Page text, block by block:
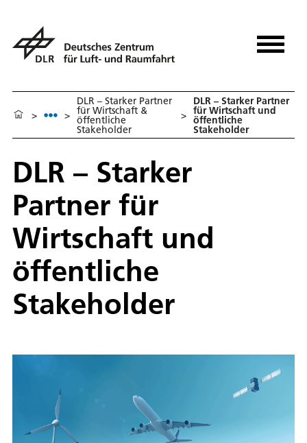
> >
DLR – Starker Partner
für Wirtschaft &
öffentliche
Stakeholder
>
DLR – Starker Partner
für Wirtschaft und
öffentliche
Stakeholder
DLR – Starker
Partner für
Wirtschaft und
öffentliche
Stakeholder